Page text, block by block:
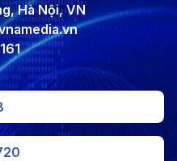
Hà Nội, VN